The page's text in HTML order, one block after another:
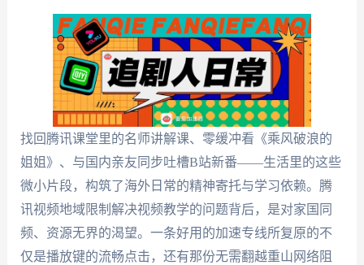
找回腾讯课堂里的名师讲解课、零缓冲看《乘风破浪的
姐姐》、与国内亲友同步吐槽B站新番——生活里的这些
微小片段，构筑了海外日常的精神寄托与学习依赖。腾
讯视频地域限制解决视频教学的问题背后，是对家国同
频、资源无界的渴望。一条好用的加速专线所复原的不
仅是播放键的流畅点击，还有那份无需翻越重山网络阻